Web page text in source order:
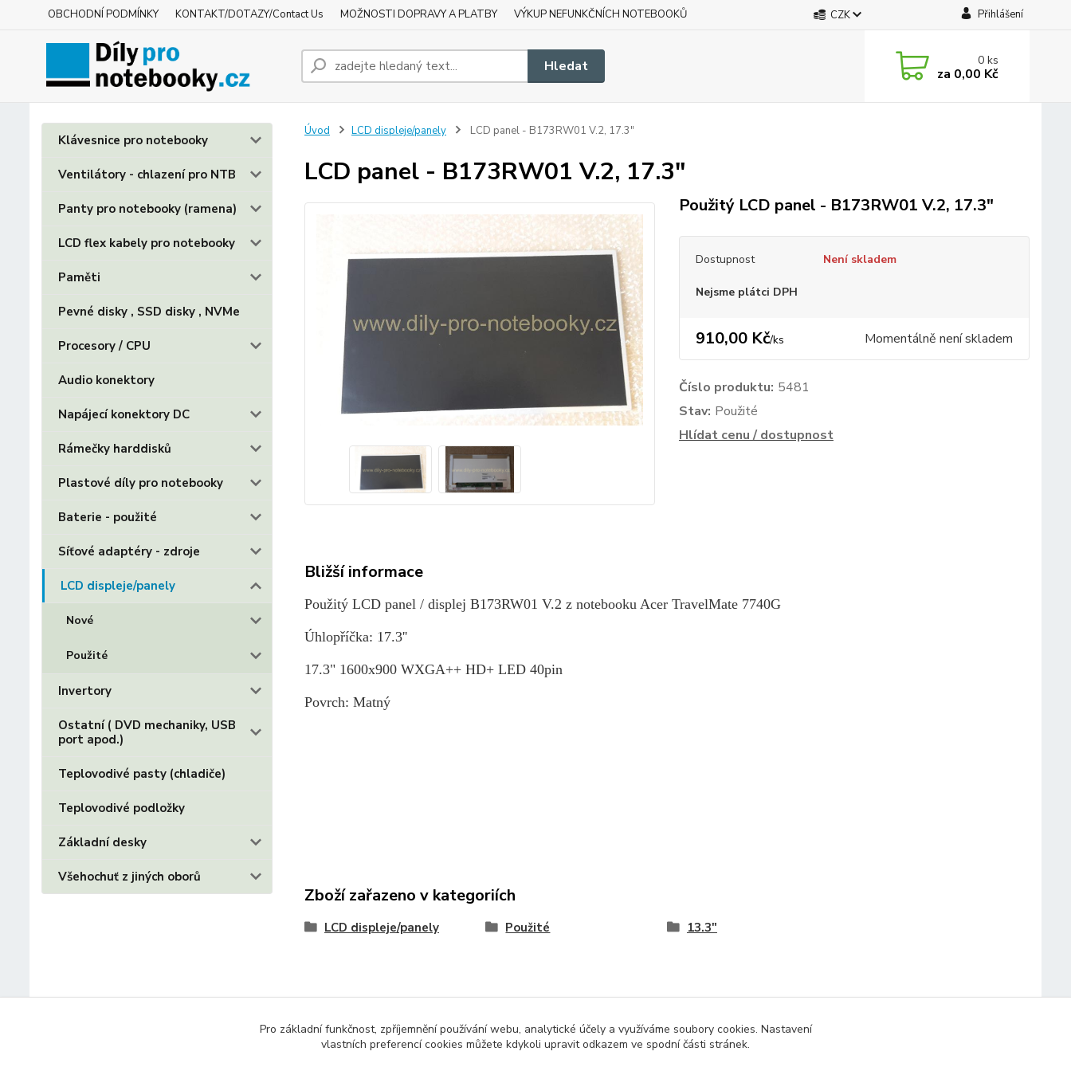
OBCHODNÍ PODMÍNKY KONTAKT/DOTAZY/Contact Us MOŽNOSTI DOPRAVY A PLATBY VÝKUP NEFUNKČNÍCH NOTEBOOKŮ CZK Přihlášení
Hledat 0ks
za 0,00 Kč
Klávesnice pro notebooky
Ventilátory - chlazení pro NTB
Panty pro notebooky (ramena)
LCD flex kabely pro notebooky
Paměti
Pevné disky , SSD disky , NVMe
Procesory / CPU
Audio konektory
Napájecí konektory DC
Rámečky harddisků
Plastové díly pro notebooky
Baterie - použité
Síťové adaptéry - zdroje
LCD displeje/panely
Nové
Použité
Invertory
Ostatní ( DVD mechaniky, USB
port apod.)
Teplovodivé pasty (chladiče)
Teplovodivé podložky
Základní desky
Všehochuť z jiných oborů
Úvod LCD displeje/panely LCD panel - B173RW01 V.2, 17.3"
LCD panel - B173RW01 V.2, 17.3"
Použitý LCD panel - B173RW01 V.2, 17.3"
Dostupnost Není skladem
Nejsme plátci DPH
910,00 Kč/ks Momentálně není skladem
Číslo produktu: 5481
Stav: Použité
Hlídat cenu / dostupnost
Bližší informace
Použitý LCD panel / displej B173RW01 V.2 z notebooku Acer TravelMate 7740G
Úhlopříčka: 17.3''
17.3" 1600x900 WXGA++ HD+ LED 40pin
Povrch: Matný
Zboží zařazeno v kategoriích
LCD displeje/panely Použité 13.3"
Pro základní funkčnost, zpříjemnění používání webu, analytické účely a využíváme soubory cookies. Nastavení
vlastních preferencí cookies můžete kdykoli upravit odkazem ve spodní části stránek.